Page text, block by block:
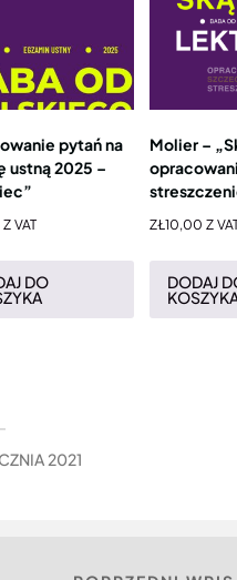
pytań na
ustną 2025 –
Z VAT
DO
Molier –
ZŁ10,00 Z
DODAJ
2021